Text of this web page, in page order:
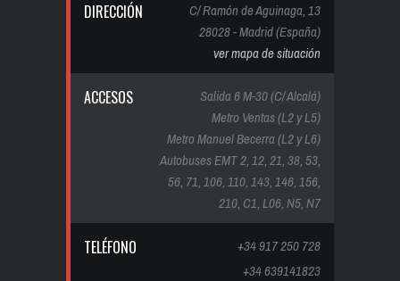
DIRECCIÓN
C/ Ramón de Aguinaga, 13
28028 - Madrid (España)
ver mapa de situación
ACCESOS
Salida 6 M-30 (C/ Alcalá)
Metro Ventas (L2 y L5)
Metro Manuel Becerra (L2 y L6)
Autobuses EMT 2, 12, 21, 38, 53,
56, 71, 106, 110, 143, 146, 156,
210, C1, L06, N5, N7
TELÉFONO
+34 917 250 728
+34 639141823